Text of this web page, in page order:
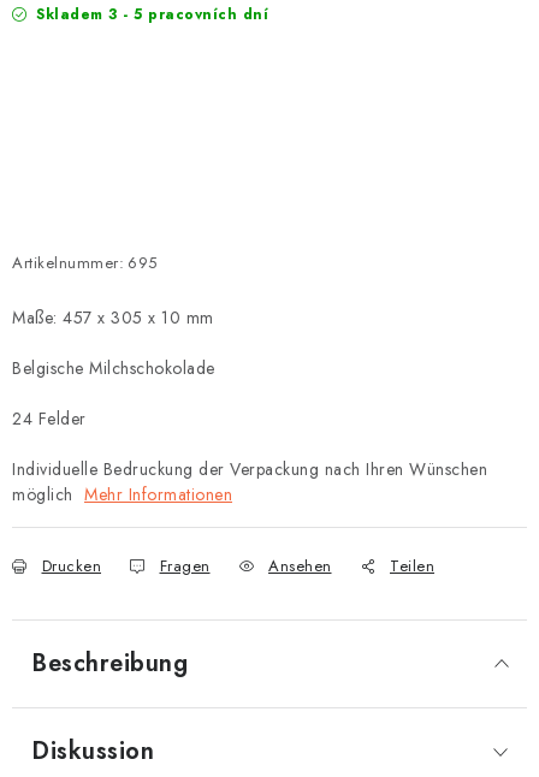
Skladem 3 - 5 pracovních dní
Artikelnummer: 695
Maße: 457 x 305 x 10 mm
Belgische Milchschokolade
24 Felder
Individuelle Bedruckung der Verpackung nach Ihren Wünschen
möglich Mehr Informationen
Drucken Fragen Ansehen Teilen
Beschreibung
Diskussion